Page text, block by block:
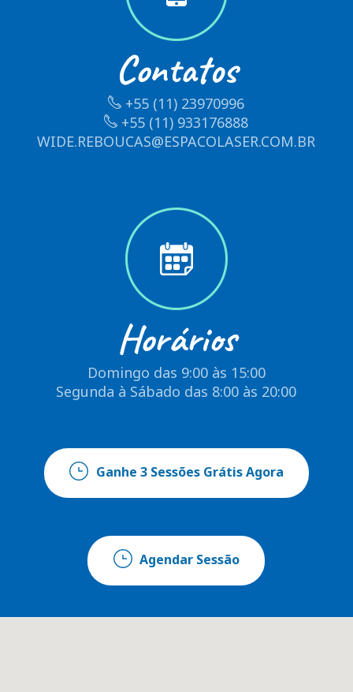
Contatos
+55 (11) 23970996
+55 (11) 933176888
WIDE.REBOUCAS@ESPACOLASER.COM.BR
Horários
Domingo das 9:00 às 15:00
Segunda à Sábado das 8:00 às 20:00
Ganhe 3 Sessões Grátis Agora
Agendar Sessão